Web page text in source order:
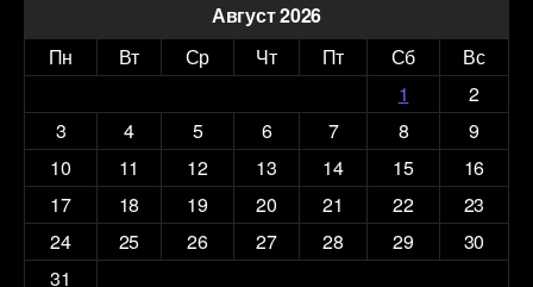
Август 2026
Пн
Вт Ср Чт Пт Сб
Вс
1
2
3
4 5 6 7 8
9
10
11 12 13 14 15
16
17
18 19 20 21 22
23
24
25 26 27 28 29
30
31